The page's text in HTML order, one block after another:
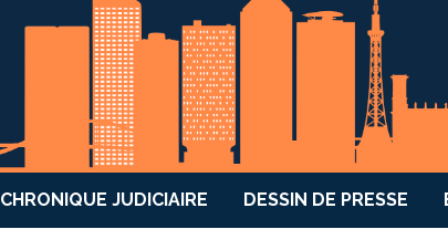
CHRONIQUE JUDICIAIRE DESSIN DE PRESSE